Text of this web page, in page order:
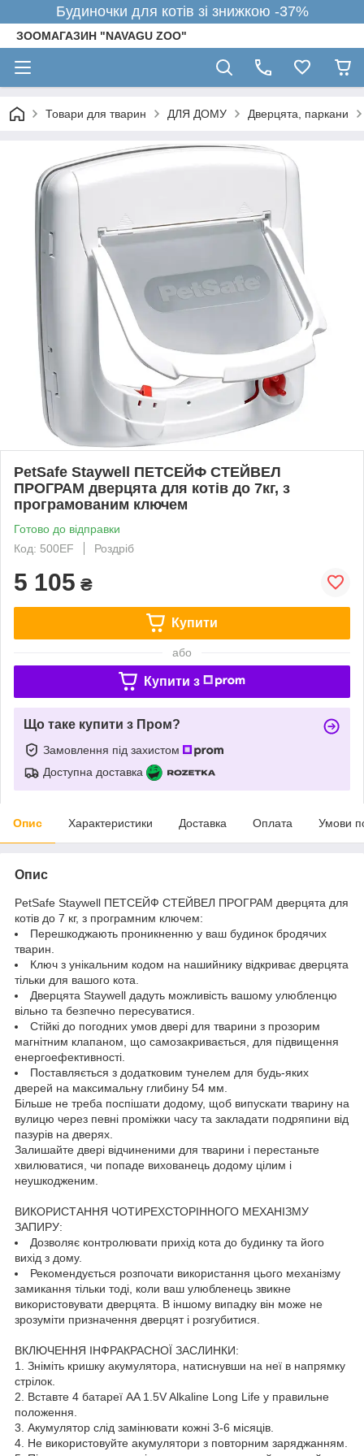
Будиночки для котів зі знижкою -37%
ЗООМАГАЗИН "NAVAGU ZOO"
Товари для тварин ДЛЯ ДОМУ Дверцята, паркани
PetSafe Staywell ПЕТСЕЙФ СТЕЙВЕЛ
ПРОГРАМ дверцята для котів до 7кг, з
програмованим ключем
Готово до відправки
Код: 500EF
Роздріб
5 105 ₴
Купити
або
Купити з
Що таке купити з Пром?
Замовлення під захистом
Доступна доставка
Опис Характеристики Доставка Оплата Умови
Опис
PetSafe Staywell ПЕТСЕЙФ СТЕЙВЕЛ ПРОГРАМ дверцята для
котів до 7 кг, з програмним ключем:
Перешкоджають проникненню у ваш будинок бродячих
тварин.
Ключ з унікальним кодом на нашийнику відкриває дверцята
тільки для вашого кота.
Дверцята Staywell дадуть можливість вашому улюбленцю
вільно та безпечно пересуватися.
Стійкі до погодних умов двері для тварини з прозорим
магнітним клапаном, що самозакривається, для підвищення
енергоефективності.
Поставляється з додатковим тунелем для будь-яких
дверей на максимальну глибину 54 мм.
Більше не треба поспішати додому, щоб випускати тварину на
вулицю через певні проміжки часу та закладати подряпини від
пазурів на дверях.
Залишайте двері відчиненими для тварини і перестаньте
хвилюватися, чи попаде вихованець додому цілим і
неушкодженим.
ВИКОРИСТАННЯ ЧОТИРЕХСТОРІННОГО МЕХАНІЗМУ
ЗАПИРУ:
Дозволяє контролювати прихід кота до будинку та його
вихід з дому.
Рекомендується розпочати використання цього механізму
замикання тільки тоді, коли ваш улюбленець звикне
використовувати дверцята. В іншому випадку він може не
зрозуміти призначення дверцят і розгубитися.
ВКЛЮЧЕННЯ ІНФРАКРАСНОЇ ЗАСЛИНКИ:
1. Зніміть кришку акумулятора, натиснувши на неї в напрямку
стрілок.
2. Вставте 4 батареї AA 1.5V Alkaline Long Life у правильне
положення.
3. Акумулятор слід замінювати кожні 3-6 місяців.
4. Не використовуйте акумулятори з повторним заряджанням.